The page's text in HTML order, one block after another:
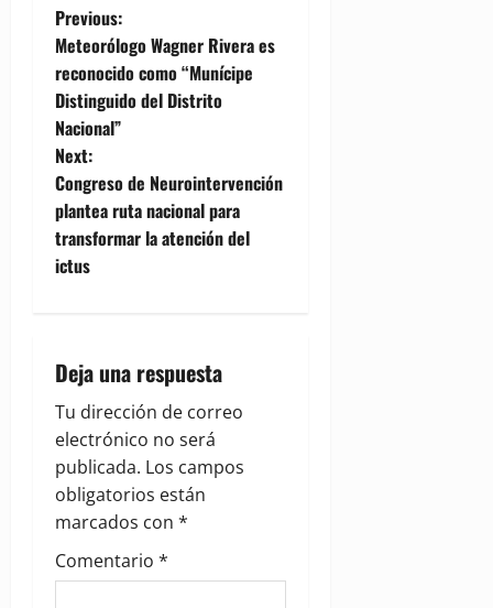
P
o
s
t
n
a
i
g
a
t
i
o
Previous:
Meteorólogo Wagner Rivera es
reconocido como “Munícipe
Distinguido del Distrito
Nacional”
Next:
Congreso de Neurointervención
plantea ruta nacional para
transformar la atención del
ictus
Deja una respuesta
Tu dirección de correo
electrónico no será
publicada. Los campos
obligatorios están
marcados con *
Comentario *